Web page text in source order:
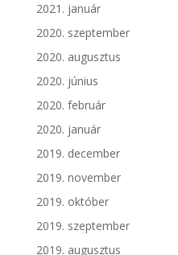
2021. január
2020. szeptember
2020. augusztus
2020. június
2020. február
2020. január
2019. december
2019. november
2019. október
2019. szeptember
2019. augusztus